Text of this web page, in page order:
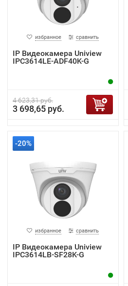
избранное сравнить
IP Видеокамера Uniview
IPC3614LE-ADF40K-G
4 623,31 руб.
3 698,65 руб.
-20%
избранное сравнить
IP Видеокамера Uniview
IPC3614LB-SF28K-G